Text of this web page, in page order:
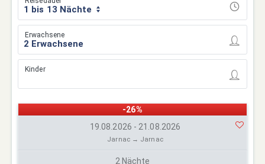
1 bis 13 Nächte
Erwachsene
Kinder
-26%
19.08.2026 - 21.08.2026
Jarnac → Jarnac
2 Nächte